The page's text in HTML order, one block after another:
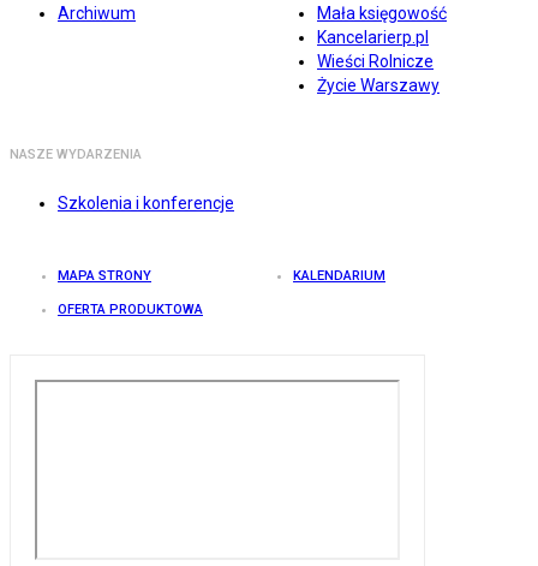
Archiwum
Mała księgowość
Kancelarierp.pl
Wieści Rolnicze
Życie Warszawy
NASZE WYDARZENIA
Szkolenia i konferencje
MAPA STRONY KALENDARIUM
OFERTA PRODUKTOWA